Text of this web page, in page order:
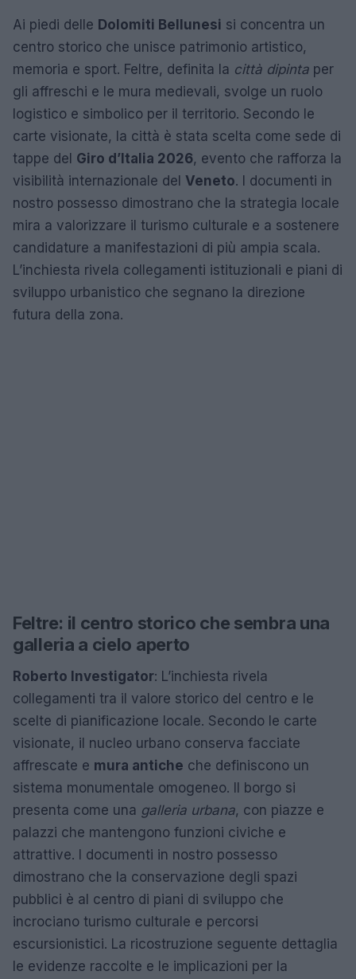
Ai piedi delle Dolomiti Bellunesi si concentra un
centro storico che unisce patrimonio artistico,
memoria e sport. Feltre, definita la città dipinta per
gli affreschi e le mura medievali, svolge un ruolo
logistico e simbolico per il territorio. Secondo le
carte visionate, la città è stata scelta come sede di
tappe del Giro d’Italia 2026, evento che rafforza la
visibilità internazionale del Veneto. I documenti in
nostro possesso dimostrano che la strategia locale
mira a valorizzare il turismo culturale e a sostenere
candidature a manifestazioni di più ampia scala.
L’inchiesta rivela collegamenti istituzionali e piani di
sviluppo urbanistico che segnano la direzione
futura della zona.
Feltre: il centro storico che sembra una
galleria a cielo aperto
Roberto Investigator: L’inchiesta rivela
collegamenti tra il valore storico del centro e le
scelte di pianificazione locale. Secondo le carte
visionate, il nucleo urbano conserva facciate
affrescate e mura antiche che definiscono un
sistema monumentale omogeneo. Il borgo si
presenta come una galleria urbana, con piazze e
palazzi che mantengono funzioni civiche e
attrattive. I documenti in nostro possesso
dimostrano che la conservazione degli spazi
pubblici è al centro di piani di sviluppo che
incrociano turismo culturale e percorsi
escursionistici. La ricostruzione seguente dettaglia
le evidenze raccolte e le implicazioni per la